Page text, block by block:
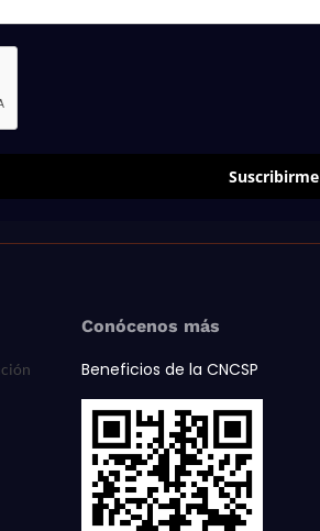
Suscribirme
Conócenos más
Beneficios de la CNCSP